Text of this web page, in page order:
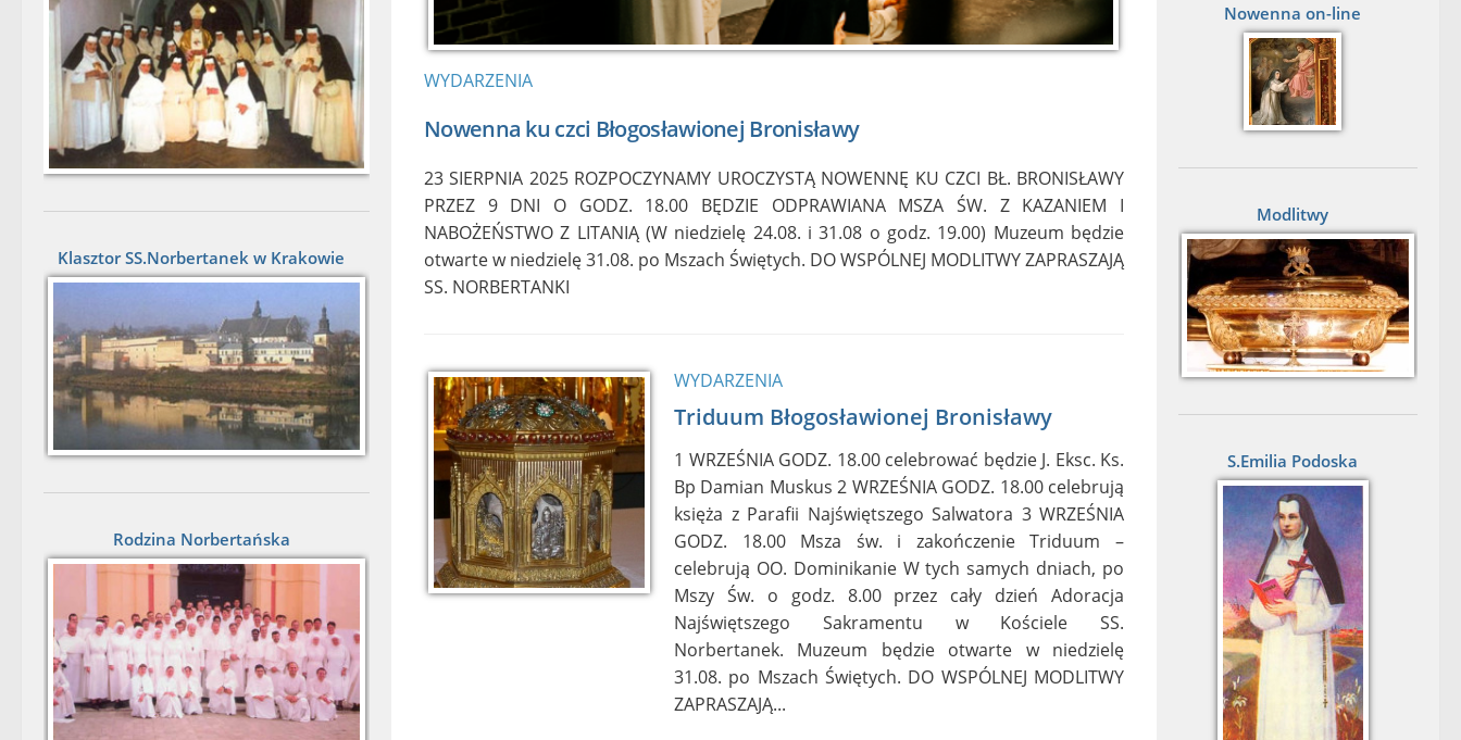
WYDARZENIA
Nowenna ku czci Błogosławionej Bronisławy
23 SIERPNIA 2025 ROZPOCZYNAMY UROCZYSTĄ NOWENNĘ KU CZCI BŁ. BRONISŁAWY
PRZEZ 9 DNI O GODZ. 18.00 BĘDZIE ODPRAWIANA MSZA ŚW. Z KAZANIEM I
NABOŻEŃSTWO Z LITANIĄ (W niedzielę 24.08. i 31.08 o godz. 19.00) Muzeum będzie
otwarte w niedzielę 31.08. po Mszach Świętych. DO WSPÓLNEJ MODLITWY ZAPRASZAJĄ
SS. NORBERTANKI
WYDARZENIA
Triduum Błogosławionej Bronisławy
1 WRZEŚNIA GODZ. 18.00 celebrować będzie J. Eksc. Ks.
Bp Damian Muskus 2 WRZEŚNIA GODZ. 18.00 celebrują
księża z Parafii Najświętszego Salwatora 3 WRZEŚNIA
GODZ. 18.00 Msza św. i zakończenie Triduum –
celebrują OO. Dominikanie W tych samych dniach, po
Mszy Św. o godz. 8.00 przez cały dzień Adoracja
Najświętszego Sakramentu w Kościele SS.
Norbertanek. Muzeum będzie otwarte w niedzielę
31.08. po Mszach Świętych. DO WSPÓLNEJ MODLITWY
ZAPRASZAJĄ...
Klasztor SS.Norbertanek w Krakowie
Rodzina Norbertańska
Nowenna on-line
Modlitwy
S.Emilia Podoska